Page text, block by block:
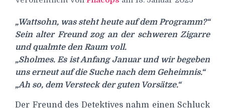
„Wattsohn, was steht heute auf dem Programm?“
Sein alter Freund zog an der schweren Zigarre
und qualmte den Raum voll.
„Sholmes. Es ist Anfang Januar und wir begeben
uns erneut auf die Suche nach dem Geheimnis.“
„Ah so, dem Versteck der guten Vorsätze.“
Der Freund des Detektives nahm einen Schluck